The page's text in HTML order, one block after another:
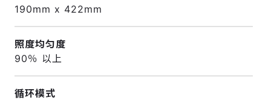
190mm x 422mm
照度均匀度
90％ 以上
循环模式